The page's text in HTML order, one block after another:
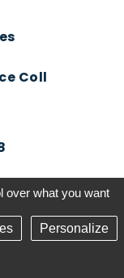
Coll
over what you want
Personalize